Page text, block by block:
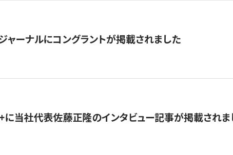
ャーナルにコングラントが掲載されました
当社代表佐藤正隆のインタビュー記事が掲載されま